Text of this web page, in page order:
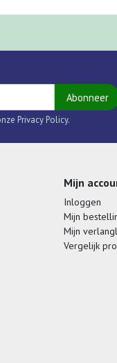
Abonneer
Privacy Policy.
Mijn
Inloggen
Mijn
Mijn
Vergelijk